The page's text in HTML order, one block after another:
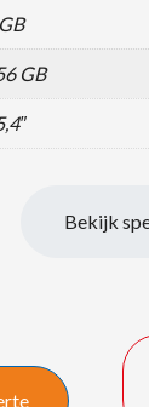
GB
Bekijk